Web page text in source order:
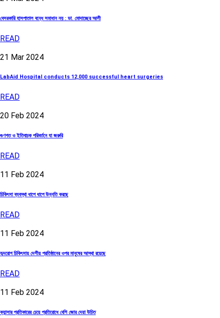
বেসরকারি হাসপাতাল বন্ধে সমাধান নয় : ডা. মোদাচ্ছের আলী
READ
21 Mar 2024
LabAid Hospital conducts 12,000 successful heart surgeries
READ
20 Feb 2024
গুণগত ও ইতিবাচক পরিবর্তনে যা জরুরি
READ
11 Feb 2024
চিকিৎসা ব্যবস্থা ধাপে ধাপে উন্নতি করছে
READ
11 Feb 2024
হৃদরোগ চিকিৎসায় দেশীয় প্রতিষ্ঠানের ওপর মানুষের আস্থা রয়েছে
READ
11 Feb 2024
ক্যান্সার প্রতিকারের চেয়ে প্রতিরোধে বেশি জোর দেয়া উচিত